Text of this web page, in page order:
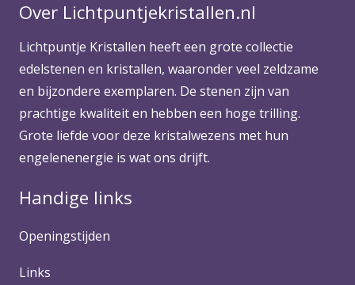
Over Lichtpuntjekristallen.nl
Lichtpuntje Kristallen heeft een grote collectie
edelstenen en kristallen, waaronder veel zeldzame
en bijzondere exemplaren. De stenen zijn van
prachtige kwaliteit en hebben een hoge trilling.
Grote liefde voor deze kristalwezens met hun
engelenenergie is wat ons drijft.
Handige links
Openingstijden
Links